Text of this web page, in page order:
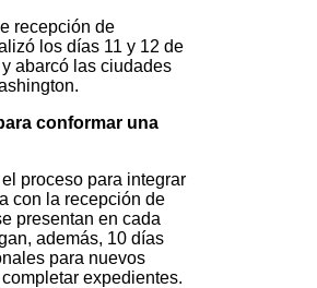
recepción de
los días 11 y 12 de
abarcó las ciudades
conformar una
proceso para integrar
con la recepción de
presentan en cada
además, 10 días
para nuevos
expedientes.